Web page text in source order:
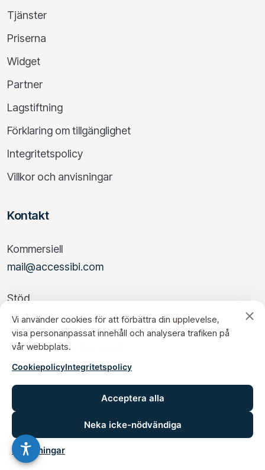
Vi använder cookies för att förbättra din upplevelse,
visa personanpassat innehåll och analysera trafiken på
vår webbplats.
CookiepolicyIntegritetspolicy
Acceptera alla
Neka icke-nödvändiga
Inställningar
Tjänster
Priserna
Widget
Partner
Lagstiftning
Förklaring om tillgänglighet
Integritetspolicy
Villkor och anvisningar
Kontakt
Kommersiell
mail@accessibi.com
Stöd
help@accessibi.com
Logga in i Suite Accessibi
© 2026 Accessibi · VAT 04598080168 – Alla angivna priser är exklusive
moms, som tillkommer enligt gällande skattesats.